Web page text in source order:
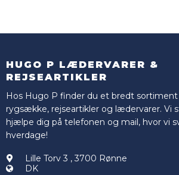
HUGO P LÆDERVARER &
REJSEARTIKLER
Hos Hugo P finder du et bredt
rygsække, rejseartikler og lædervarer. Vi
hjælpe dig på telefonen og mail, hvor vi
hverdage!
Lille Torv 3 ,3700 Rønne
DK